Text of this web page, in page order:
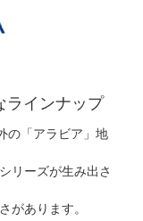
ラインナップ
の「アラビア」地
リーズが生み出さ
があります。